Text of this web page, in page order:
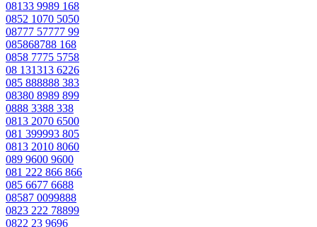
08133 9989 168
0852 1070 5050
08777 57777 99
085868788 168
0858 7775 5758
08 131313 6226
085 888888 383
08380 8989 899
0888 3388 338
0813 2070 6500
081 399993 805
0813 2010 8060
089 9600 9600
081 222 866 866
085 6677 6688
08587 0099888
0823 222 78899
0822 23 9696